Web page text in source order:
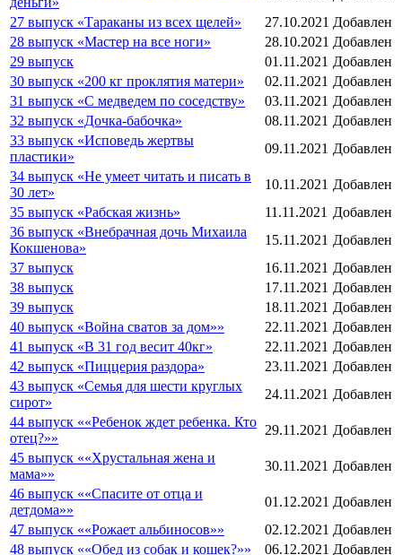
27 выпуск «Тараканы из всех щелей»
27.10.2021 Добавлен
28 выпуск «Мастер на все ноги»
28.10.2021 Добавлен
29 выпуск
01.11.2021 Добавлен
30 выпуск «200 кг проклятия матери»
02.11.2021 Добавлен
31 выпуск «С медведем по соседству»
03.11.2021 Добавлен
32 выпуск «Дочка-бабочка»
08.11.2021 Добавлен
33 выпуск «Исповедь жертвы
пластики»
09.11.2021 Добавлен
34 выпуск «Не умеет читать и писать в
30 лет»
10.11.2021 Добавлен
35 выпуск «Рабская жизнь»
11.11.2021 Добавлен
36 выпуск «Внебрачная дочь Михаила
Кокшенова»
15.11.2021 Добавлен
37 выпуск
16.11.2021 Добавлен
38 выпуск
17.11.2021 Добавлен
39 выпуск
18.11.2021 Добавлен
40 выпуск «Война сватов за дом»»
22.11.2021 Добавлен
41 выпуск «В 31 год весит 40кг»
22.11.2021 Добавлен
42 выпуск «Пиццерия раздора»
23.11.2021 Добавлен
43 выпуск «Семья для шести круглых
сирот»
24.11.2021 Добавлен
44 выпуск ««Ребенок ждет ребенка. Кто
отец?»»
29.11.2021 Добавлен
45 выпуск ««Хрустальная жена и
мама»»
30.11.2021 Добавлен
46 выпуск ««Спасите от отца и
детдома»»
01.12.2021 Добавлен
47 выпуск ««Рожает альбиносов»»
02.12.2021 Добавлен
48 выпуск ««Обед из собак и кошек?»»
06.12.2021 Добавлен